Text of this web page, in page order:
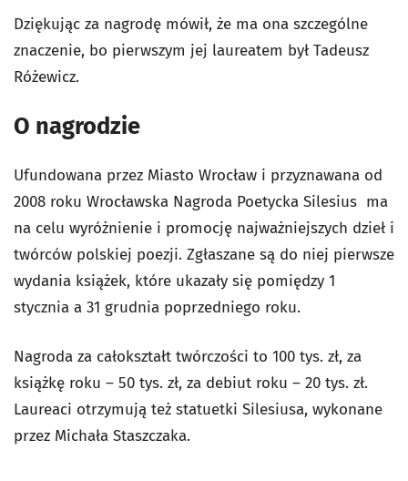
Dziękując za nagrodę mówił, że ma ona szczególne
znaczenie, bo pierwszym jej laureatem był Tadeusz
Różewicz.
O nagrodzie
Ufundowana przez Miasto Wrocław i przyznawana od
2008 roku Wrocławska Nagroda Poetycka Silesius ma
na celu wyróżnienie i promocję najważniejszych dzieł i
twórców polskiej poezji. Zgłaszane są do niej pierwsze
wydania książek, które ukazały się pomiędzy 1
stycznia a 31 grudnia poprzedniego roku.
Nagroda za całokształt twórczości to 100 tys. zł, za
książkę roku – 50 tys. zł, za debiut roku – 20 tys. zł.
Laureaci otrzymują też statuetki Silesiusa, wykonane
przez Michała Staszczaka.